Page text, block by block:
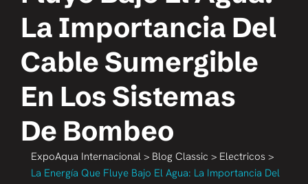
La Importancia Del
Cable Sumergible
En Los Sistemas
De Bombeo
ExpoAqua Internacional > Blog Classic > Electricos >
La Energía Que Fluye Bajo El Agua: La Importancia Del